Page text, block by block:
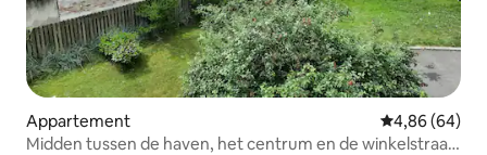
Appartement Gemiddelde
4,86 (64)
Midden tussen de haven, het centrum en de winkelstraat